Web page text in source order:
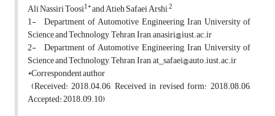
Ali Nassiri Toosi1*and Atieh Safaei Arshi2
1- Department of Automotive Engineering, Iran University of
Science and Technology, Tehran, Iran, anasiri@iust.ac.ir
2- Department of Automotive Engineering, Iran University of
Science and Technology, Tehran, Iran, at_safaei@auto.iust.ac.ir
*Correspondent author
(Received: 2018.04.06, Received in revised form: 2018.08.06,
Accepted: 2018.09.10)